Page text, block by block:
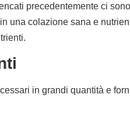
precedentemente ci
una colazione sana e
in grandi quantità e